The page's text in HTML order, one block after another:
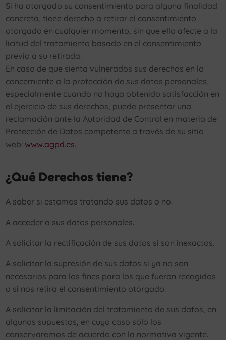
Si ha otorgado su consentimiento para alguna finalidad
concreta, tiene derecho a retirar el consentimiento
otorgado en cualquier momento, sin que ello afecte a la
licitud del tratamiento basado en el consentimiento
previo a su retirada.
En caso de que sienta vulnerados sus derechos en lo
concerniente a la protección de sus datos personales,
especialmente cuando no haya obtenido satisfacción en
el ejercicio de sus derechos, puede presentar una
reclamación ante la Autoridad de Control en materia de
Protección de Datos competente a través de su sitio
web:www.agpd.es.
¿Qué Derechos tiene?
A saber si estamos tratando sus datos o no.
A acceder a sus datos personales.
A solicitar la rectificación de sus datos si son inexactos.
A solicitar la supresión de sus datos si ya no son
necesarios para los fines para los que fueron recogidos
o si nos retira el consentimiento otorgado.
A solicitar la limitación del tratamiento de sus datos, en
algunos supuestos, en cuyo caso sólo los
conservaremos de acuerdo con la normativa vigente.